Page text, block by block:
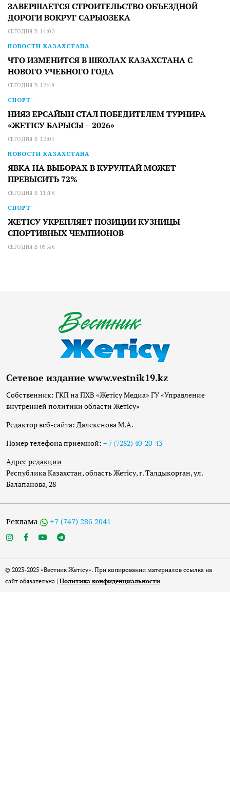
ЗАВЕРШАЕТСЯ СТРОИТЕЛЬСТВО ОБЪЕЗДНОЙ
ДОРОГИ ВОКРУГ САРЫОЗЕКА
СЕГОДНЯ В 14:03
НОВОСТИ КАЗАХСТАНА
ЧТО ИЗМЕНИТСЯ В ШКОЛАХ КАЗАХСТАНА С
НОВОГО УЧЕБНОГО ГОДА
СЕГОДНЯ В 12:49
СПОРТ
НИЯЗ ЕРСАЙЫН СТАЛ ПОБЕДИТЕЛЕМ ТУРНИРА
«ЖЕТІСУ БАРЫСЫ – 2026»
СЕГОДНЯ В 12:01
НОВОСТИ КАЗАХСТАНА
ЯВКА НА ВЫБОРАХ В КУРУЛТАЙ МОЖЕТ
ПРЕВЫСИТЬ 72%
СЕГОДНЯ В 11:16
СПОРТ
ЖЕТІСУ УКРЕПЛЯЕТ ПОЗИЦИИ КУЗНИЦЫ
СПОРТИВНЫХ ЧЕМПИОНОВ
СЕГОДНЯ В 09:46
Сетевое издание www.vestnik19.kz
Собственник: ГКП на ПХВ «Жетісу Медиа» ГУ «Управление
внутренней политики области Жетісу»
Редактор веб-сайта: Далекенова М.А.
Номер телефона приёмной: + 7 (7282) 40-20-43
Адрес редакции
Республика Казахстан, область Жетісу, г. Талдыкорган, ул.
Балапанова, 28
Реклама +7 (747) 286 2041
© 2023-2025 «Вестник Жетісу». При копировании материалов ссылка на
сайт обязательна | Политика конфиденциальности